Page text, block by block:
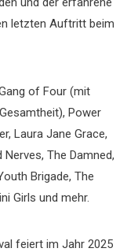
letzten Auftritt beim
of Four (mit
Power
Laura Jane Grace,
The Damned,
Brigade, The
Girls und mehr.
feiert im Jahr 2025